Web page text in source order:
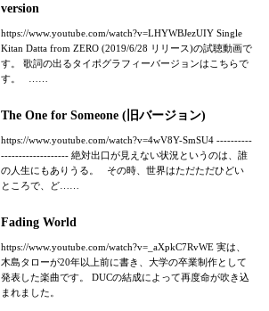
version
https://www.youtube.com/watch?v=LHYWBJezUIY Single
Kitan Datta from ZERO (2019/6/28 リリース)の試聴動画で
す。 歌詞の出るタイポグラフィーバージョンはこちらで
す。 ……
The One for Someone (旧バージョン)
https://www.youtube.com/watch?v=4wV8Y-SmSU4 ----------
------------------- 絶対出口が見えない状況というのは、誰
の人生にもありうる。 その時、世界はただただひどい
ところで、ど……
Fading World
https://www.youtube.com/watch?v=_aXpkC7RvWE 実は、
木島タローが20年以上前に書き、大学の卒業制作として
発表した楽曲です。 DUCの結成によって再度命が吹き込
まれました。